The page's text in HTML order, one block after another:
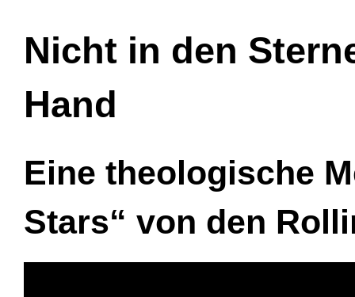
Nicht in den
Hand
Eine theologische
Stars“ von den